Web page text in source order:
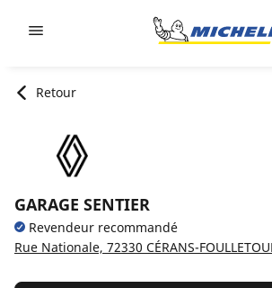
Retour
GARAGE SENTIER
Revendeur recommandé
Rue Nationale, 72330 CÉRANS-